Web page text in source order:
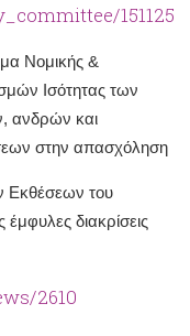
Νομικής &
Ισότητας των
ανδρών και
στην απασχόληση
Εκθέσεων του
διακρίσεις
2610